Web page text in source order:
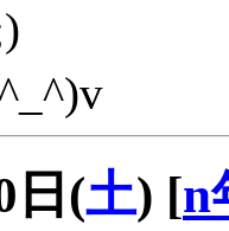
日(土) [n